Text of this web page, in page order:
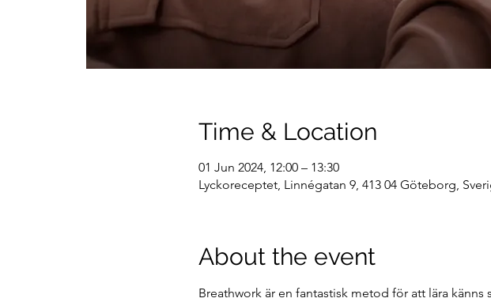
Time & Location
01 Jun 2024, 12:00 – 13:30
Lyckoreceptet, Linnégatan 9, 413 04 Göteborg,
About the event
Breathwork är en fantastisk metod för att lära känns